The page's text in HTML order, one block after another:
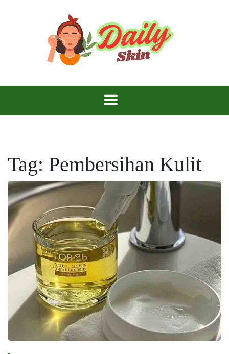
Daily Skin
Tag: Pembersihan Kulit